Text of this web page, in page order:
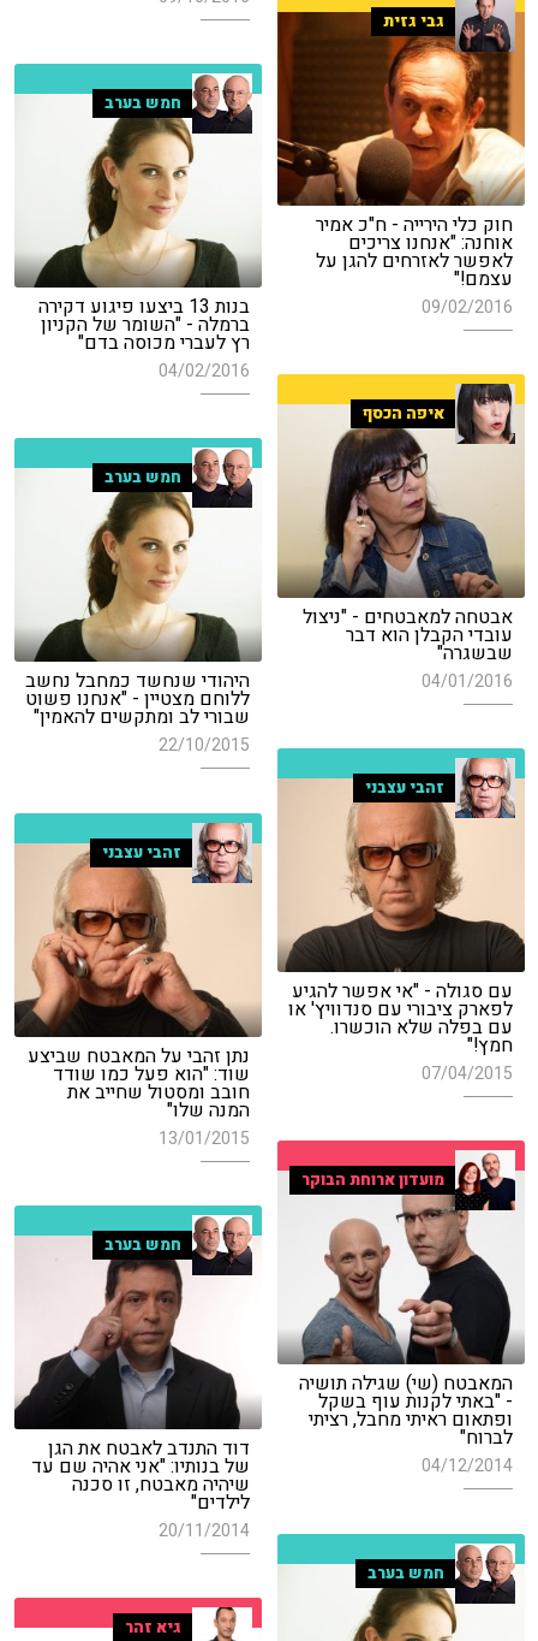
גבי גזית
חוק כלי הירייה - ח"כ אמיר
אוחנה: "אנחנו צריכים
לאפשר לאזרחים להגן על
עצמם!"
09/02/2016
חמש בערב
בנות 13 ביצעו פיגוע דקירה
ברמלה - "השומר של הקניון
רץ לעברי מכוסה בדם"
04/02/2016
איפה הכסף
אבטחה למאבטחים - "ניצול
עובדי הקבלן הוא דבר
שבשגרה"
04/01/2016
חמש בערב
היהודי שנחשד כמחבל נחשב
ללוחם מצטיין - "אנחנו פשוט
שבורי לב ומתקשים להאמין"
22/10/2015
זהבי עצבני
עם סגולה - "אי אפשר להגיע
לפארק ציבורי עם סנדוויץ' או
עם בפלה שלא הוכשרו.
חמץ!"
07/04/2015
זהבי עצבני
נתן זהבי על המאבטח שביצע
שוד: "הוא פעל כמו שודד
חובב ומסטול שחייב את
המנה שלו"
13/01/2015
מועדון ארוחת הבוקר
המאבטח (שי) שגילה תושיה
- "באתי לקנות עוף בשקל
ופתאום ראיתי מחבל, רציתי
לברוח"
04/12/2014
חמש בערב
דוד התנדב לאבטח את הגן
של בנותיו: "אני אהיה שם עד
שיהיה מאבטח, זו סכנה
לילדים"
20/11/2014
חמש בערב
גיא זהר